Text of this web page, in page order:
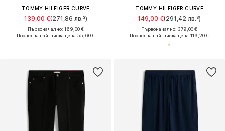
TOMMY HILFIGER CURVE
139,00 €(271,86 лв.³)
Първоначално: 169,00 €
Последна най-ниска цена:55,60 €
TOMMY HILFIGER CURVE
149,00 €(291,42 лв.³)
Първоначално: 379,00 €
Последна най-ниска цена:119,20 €